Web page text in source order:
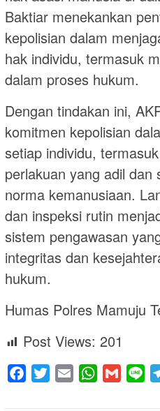
Baktiar menekankan
kepolisian dalam
hak individu, termasuk
dalam proses hukum.
Dengan tindakan ini,
komitmen kepolisian
setiap individu,
perlakuan yang adil dan
norma kemanusiaan.
dan inspeksi rutin
sistem pengawasan
integritas dan
hukum.
Humas Polres Mamuju
Post Views: 201
Facebook
Twitter Email WhatsApp
Gmail